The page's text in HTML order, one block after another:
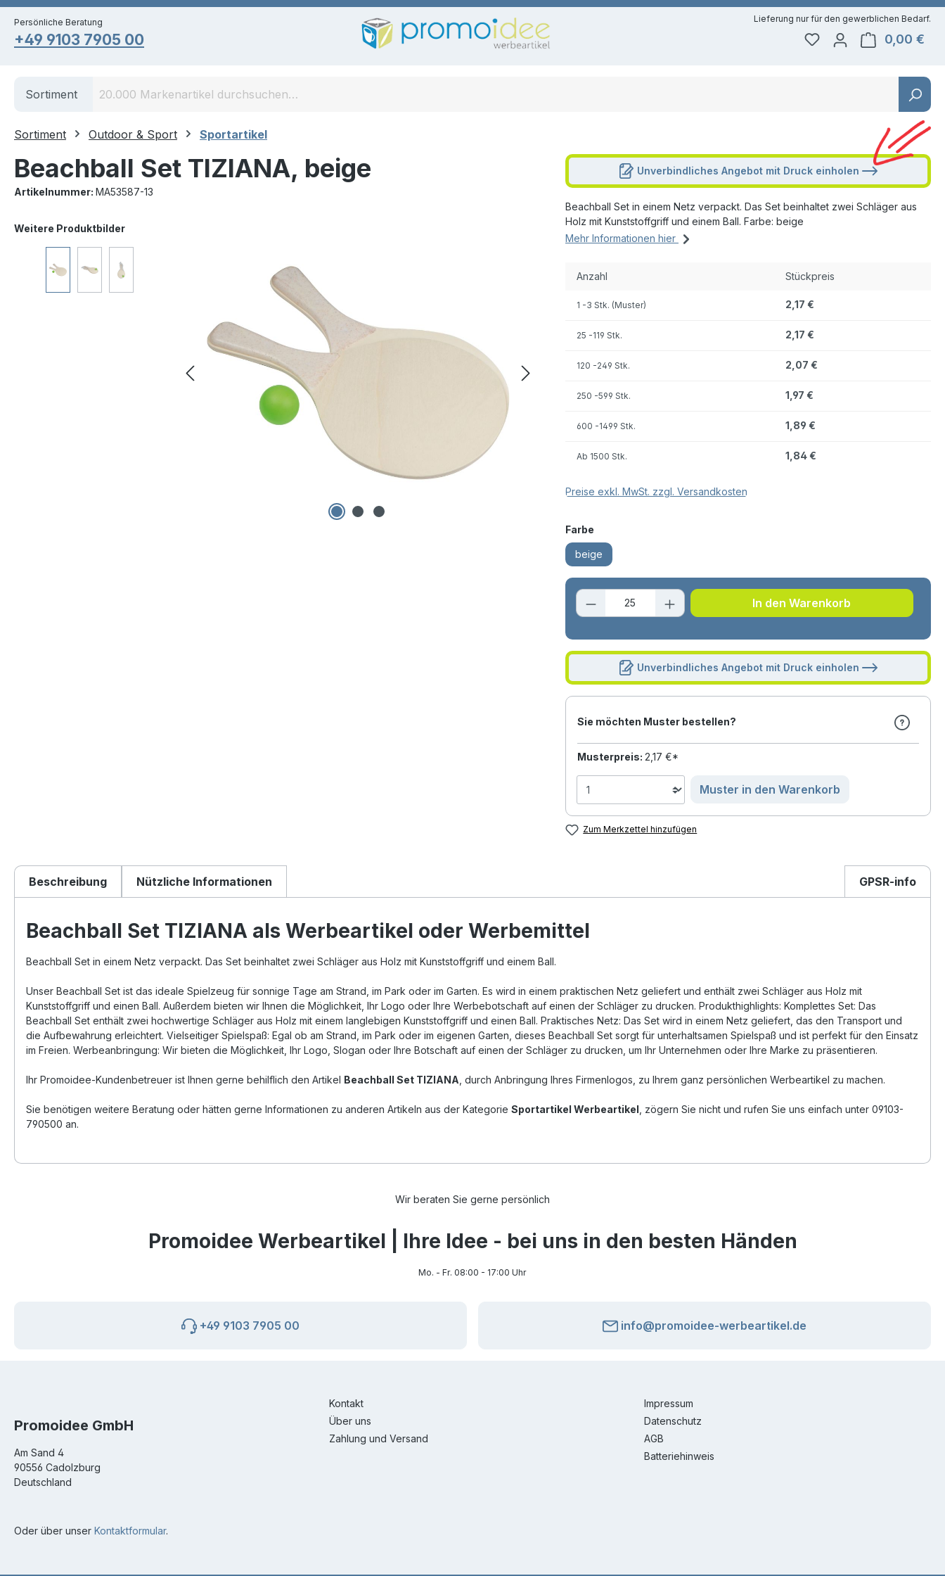
Persönliche Beratung
+49 9103 7905 00 Du hast 0 Produkte auf
0,00 €
Sortiment
Sortiment Outdoor & Sport Sportartikel
Beachball Set TIZIANA, beige
Artikelnummer: MA53587-13
Bildergalerie überspringen
Weitere Produktbilder
Unverbindliches Angebot mit Druck einholen
Beachball Set in einem Netz verpackt. Das Set beinhaltet zwei Schläger aus
Holz mit Kunststoffgriff und einem Ball. Farbe: beige
Mehr Informationen hier
Anzahl Stückpreis
1 -3 Stk. (Muster) 2,17 €
25 -119 Stk. 2,17 €
120 -249 Stk. 2,07 €
250 -599 Stk. 1,97 €
600 -1499 Stk. 1,89 €
Ab 1500 Stk. 1,84 €
Preise exkl. MwSt. zzgl. Versandkosten
Farbe
beige
Produkt Anzahl: Gib den gewünschten Wert
In den Warenkorb
Unverbindliches Angebot mit Druck einholen
Sie möchten Muster bestellen?
Musterpreis: 2,17 €*
Muster in den Warenkorb
Zum Merkzettel hinzufügen
Beschreibung Nützliche Informationen GPSR-info
Beachball Set TIZIANA als Werbeartikel oder Werbemittel
Beachball Set in einem Netz verpackt. Das Set beinhaltet zwei Schläger aus Holz mit Kunststoffgriff und einem Ball.
Unser Beachball Set ist das ideale Spielzeug für sonnige Tage am Strand, im Park oder im Garten. Es wird in einem praktischen Netz geliefert und enthält zwei Schläger aus Holz mit
Kunststoffgriff und einen Ball. Außerdem bieten wir Ihnen die Möglichkeit, Ihr Logo oder Ihre Werbebotschaft auf einen der Schläger zu drucken. Produkthighlights: Komplettes Set: Das
Beachball Set enthält zwei hochwertige Schläger aus Holz mit einem langlebigen Kunststoffgriff und einen Ball. Praktisches Netz: Das Set wird in einem Netz geliefert, das den Transport und
die Aufbewahrung erleichtert. Vielseitiger Spielspaß: Egal ob am Strand, im Park oder im eigenen Garten, dieses Beachball Set sorgt für unterhaltsamen Spielspaß und ist perfekt für den Einsatz
im Freien. Werbeanbringung: Wir bieten die Möglichkeit, Ihr Logo, Slogan oder Ihre Botschaft auf einen der Schläger zu drucken, um Ihr Unternehmen oder Ihre Marke zu präsentieren.
Ihr Promoidee-Kundenbetreuer ist Ihnen gerne behilflich den Artikel Beachball Set TIZIANA , durch Anbringung Ihres Firmenlogos, zu Ihrem ganz persönlichen Werbeartikel zu machen.
Sie benötigen weitere Beratung oder hätten gerne Informationen zu anderen Artikeln aus der Kategorie Sportartikel Werbeartikel , zögern Sie nicht und rufen Sie uns einfach unter 09103-
790500 an.
Wir beraten Sie gerne persönlich
Promoidee Werbeartikel | Ihre Idee - bei uns in den besten Händen
Mo. - Fr. 08:00 - 17:00 Uhr
+49 9103 7905 00 info@promoidee-werbeartikel.de
Promoidee GmbH
Am Sand 4
90556 Cadolzburg
Deutschland
Oder über unser Kontaktformular.
Kontakt
Über uns
Zahlung und Versand
Impressum
Datenschutz
AGB
Batteriehinweis